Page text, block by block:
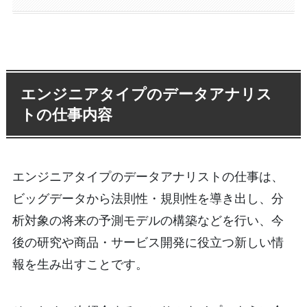
エンジニアタイプのデータアナリス
トの仕事内容
エンジニアタイプのデータアナリストの仕事は、
ビッグデータから法則性・規則性を導き出し、分
析対象の将来の予測モデルの構築などを行い、今
後の研究や商品・サービス開発に役立つ新しい情
報を生み出すことです。